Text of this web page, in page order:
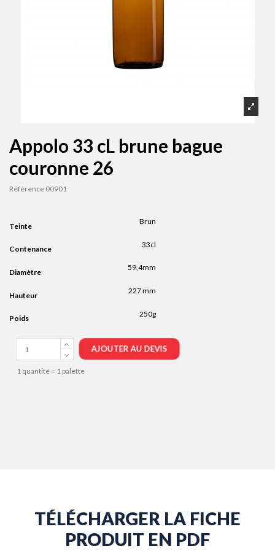
Appolo 33 cL brune bague
couronne 26
Référence 00901
Teinte
Brun
Contenance
33cl
Diamètre
59,4mm
Hauteur
227 mm
Poids
250g
1 quantité = 1 palette
AJOUTER AU DEVIS
TÉLÉCHARGER LA FICHE
PRODUIT EN PDF